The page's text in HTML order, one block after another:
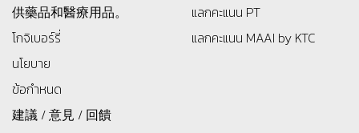
供藥品和醫療用品。
โกจิเบอร์รี่
นโยบาย
ข้อกำหนด
建議 / 意見 / 回饋
แลกคะแนน PT
แลกคะแนน MAAI by KTC